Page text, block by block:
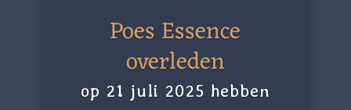
Poes Essence
overleden
op 21 juli 2025 hebben